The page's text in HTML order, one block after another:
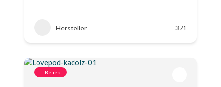
Hersteller 371
Beliebt